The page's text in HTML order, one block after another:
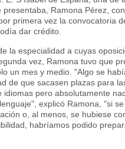
Ramona Pérez,
primera vez la convocatoria
dar crédito.
la especialidad a cuyas
vez, Ramona tuvo que
un mes y medio. "Algo se
de que sacasen plazas para
idiomas pero absolutamente
explicó Ramona, "si
o, al menos, se hubiese
habríamos podido